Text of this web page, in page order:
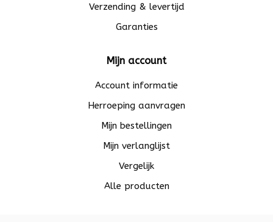
Verzending & levertijd
Garanties
Mijn account
Account informatie
Herroeping aanvragen
Mijn bestellingen
Mijn verlanglijst
Vergelijk
Alle producten